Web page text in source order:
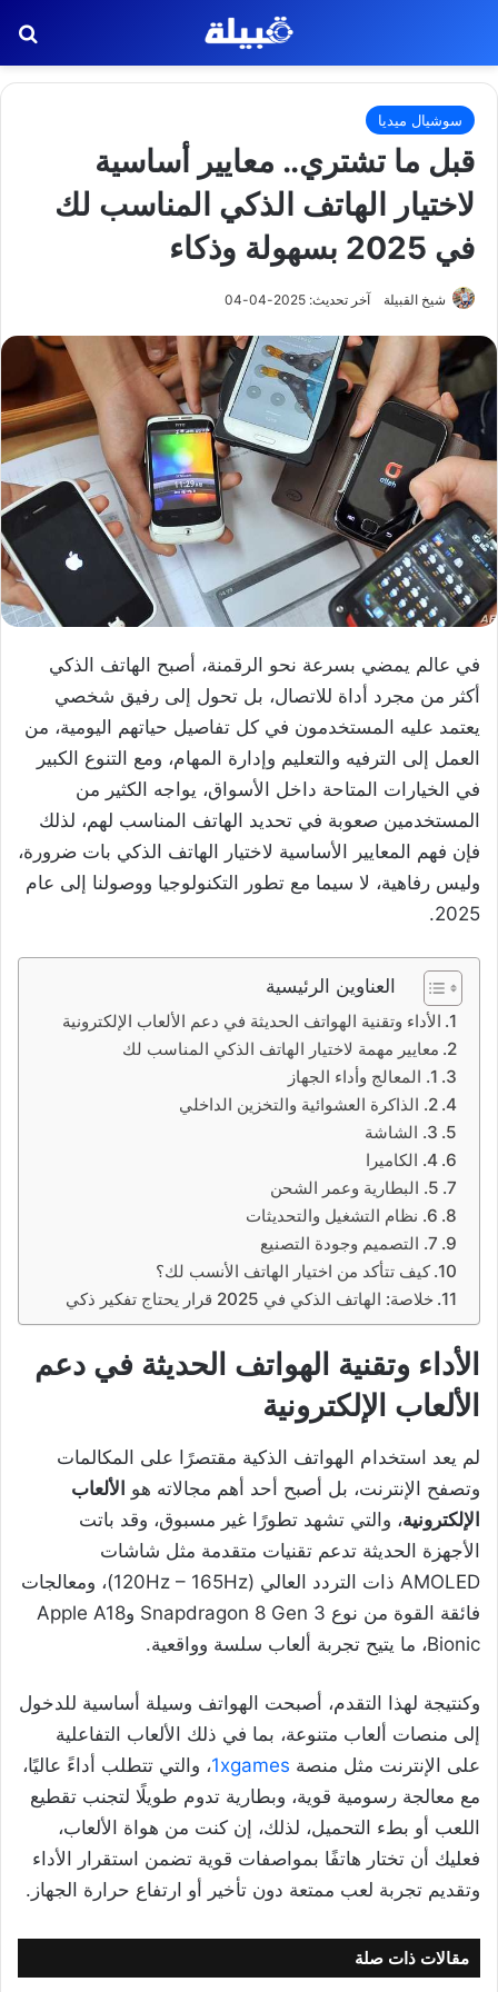
سوشيال ميديا
قبل ما تشتري.. معايير أساسية
لاختيار الهاتف الذكي المناسب لك
في 2025 بسهولة وذكاء
شيخ القبيلة آخر تحديث: 2025-04-04
في عالم يمضي بسرعة نحو الرقمنة، أصبح الهاتف الذكي
أكثر من مجرد أداة للاتصال، بل تحول إلى رفيق شخصي
يعتمد عليه المستخدمون في كل تفاصيل حياتهم اليومية، من
العمل إلى الترفيه والتعليم وإدارة المهام، ومع التنوع الكبير
في الخيارات المتاحة داخل الأسواق، يواجه الكثير من
المستخدمين صعوبة في تحديد الهاتف المناسب لهم، لذلك
فإن فهم المعايير الأساسية لاختيار الهاتف الذكي بات ضرورة،
وليس رفاهية، لا سيما مع تطور التكنولوجيا ووصولنا إلى عام
2025.
العناوين الرئيسية
الأداء وتقنية الهواتف الحديثة في دعم الألعاب الإلكترونية
معايير مهمة لاختيار الهاتف الذكي المناسب لك
1. المعالج وأداء الجهاز
2. الذاكرة العشوائية والتخزين الداخلي
3. الشاشة
4. الكاميرا
5. البطارية وعمر الشحن
6. نظام التشغيل والتحديثات
7. التصميم وجودة التصنيع
كيف تتأكد من اختيار الهاتف الأنسب لك؟
خلاصة: الهاتف الذكي في 2025 قرار يحتاج تفكير ذكي
الأداء وتقنية الهواتف الحديثة في دعم
الألعاب الإلكترونية
لم يعد استخدام الهواتف الذكية مقتصرًا على المكالمات
وتصفح الإنترنت، بل أصبح أحد أهم مجالاته هو الألعاب
الإلكترونية، والتي تشهد تطورًا غير مسبوق، وقد باتت
الأجهزة الحديثة تدعم تقنيات متقدمة مثل شاشات
AMOLED ذات التردد العالي (120Hz – 165Hz)، ومعالجات
فائقة القوة من نوع Snapdragon 8 Gen 3 وApple A18
Bionic، ما يتيح تجربة ألعاب سلسة وواقعية.
وكنتيجة لهذا التقدم، أصبحت الهواتف وسيلة أساسية للدخول
إلى منصات ألعاب متنوعة، بما في ذلك الألعاب التفاعلية
على الإنترنت مثل منصة 1xgames، والتي تتطلب أداءً عاليًا،
مع معالجة رسومية قوية، وبطارية تدوم طويلًا لتجنب تقطيع
اللعب أو بطء التحميل، لذلك، إن كنت من هواة الألعاب،
فعليك أن تختار هاتفًا بمواصفات قوية تضمن استقرار الأداء
وتقديم تجربة لعب ممتعة دون تأخير أو ارتفاع حرارة الجهاز.
مقالات ذات صلة